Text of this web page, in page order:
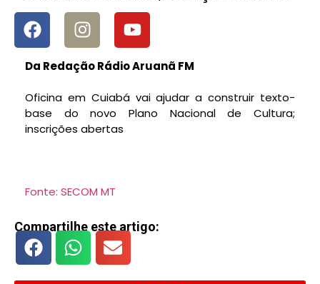
Da Redação Rádio Aruanã FM
Oficina em Cuiabá vai ajudar a construir texto-
base do novo Plano Nacional de Cultura;
inscrições abertas
Fonte: SECOM MT
Compartilhe este artigo: